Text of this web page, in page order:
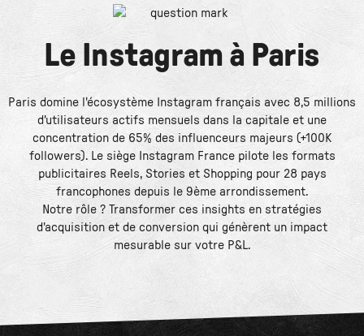
LeInstagramà Paris
Paris domine l'écosystème Instagram français avec 8,5 millions
d'utilisateurs actifs mensuels dans la capitale et une
concentration de 65% des influenceurs majeurs (+100K
followers). Le siège Instagram France pilote les formats
publicitaires Reels, Stories et Shopping pour 28 pays
francophones depuis le 9ème arrondissement.
Notre rôle ? Transformer ces insights en stratégies
d'acquisition et de conversion qui génèrent un impact
mesurable sur votre P&L.